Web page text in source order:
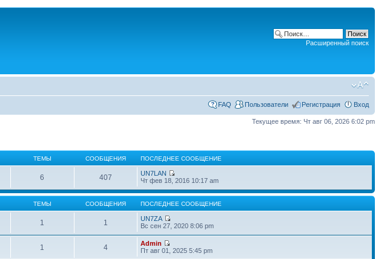
Расширенный поиск
FAQ Пользователи Регистрация Вход
Текущее время: Чт авг 06, 2026 6:02 pm
ТЕМЫ СООБЩЕНИЯ ПОСЛЕДНЕЕ СООБЩЕНИЕ
6 407
UN7LAN
Чт фев 18, 2016 10:17 am
ТЕМЫ СООБЩЕНИЯ ПОСЛЕДНЕЕ СООБЩЕНИЕ
1 1
UN7ZA
Вс сен 27, 2020 8:06 pm
1 4
Admin
Пт авг 01, 2025 5:45 pm